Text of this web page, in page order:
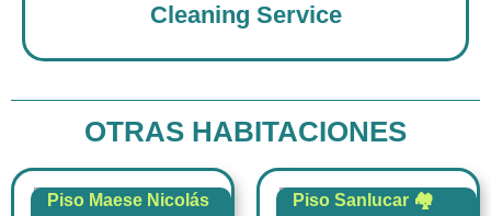
Cleaning Service
OTRAS HABITACIONES
Piso Maese Nicolás
Piso Sanlucar 🏘️